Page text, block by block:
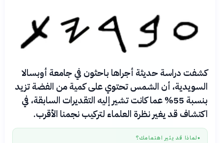
كشفت دراسة حديثة أجراها باحثون في جامعة أوبسالا
السويدية، أن الشمس تحتوي على كمية من الفضة تزيد
بنسبة 55% عما كانت تشير إليه التقديرات السابقة، في
اكتشاف قد يغير نظرة العلماء لتركيب نجمنا الأقرب.
● لماذا قد يثير اهتمامك؟